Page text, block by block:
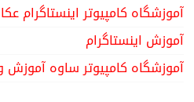
آموزشگاه کامپیوتر اینستاگرام
آموزش اینستاگرام
آموزشگاه کامپیوتر ساوه آموزش